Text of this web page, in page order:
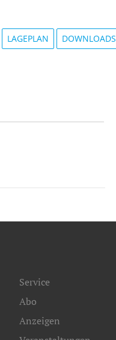
LAGEPLAN DOWNLOADS
Service
Abo
Anzeigen